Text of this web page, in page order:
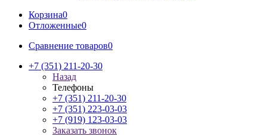
Корзина0
Отложенные0
Сравнение товаров0
+7 (351) 211-20-30
Назад
Телефоны
+7 (351) 211-20-30
+7 (351) 223-03-03
+7 (919) 123-03-03
Заказать звонок